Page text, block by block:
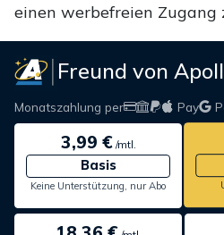
einen werbefreien Zugang
Freund von
Monatszahlung per Pay
3,99 €/mtl.
Basis
Keine Unterstützung, nur Abo